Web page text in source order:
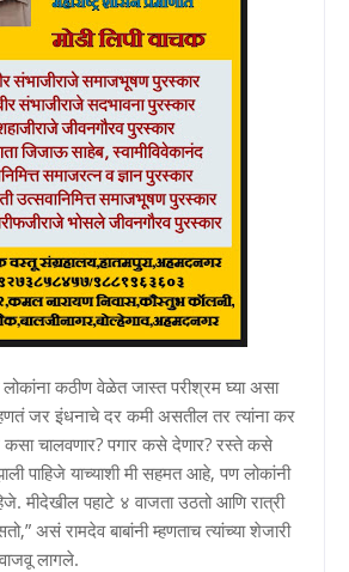
लोकांना कठीण वेळेत जास्त परीश्रम घ्या असा
जर इंधनाचे दर कमी असतील तर त्यांना कर
कसा चालवणार? पगार कसे देणार? रस्ते कसे
पाहिजे याच्याशी मी सहमत आहे, पण लोकांनी
मीदेखील पहाटे ४ वाजता उठतो आणि रात्री
असं रामदेव बाबांनी म्हणताच त्यांच्या शेजारी
लागले.